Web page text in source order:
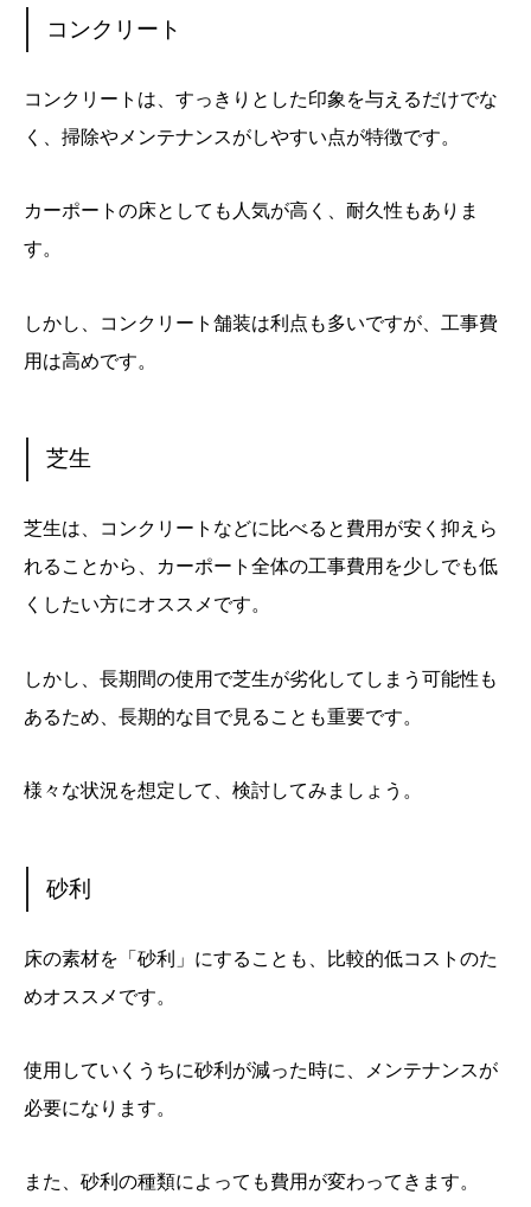
コンクリート
コンクリートは、すっきりとした印象を与えるだけでな
く、掃除やメンテナンスがしやすい点が特徴です。
カーポートの床としても人気が高く、耐久性もありま
す。
しかし、コンクリート舗装は利点も多いですが、工事費
用は高めです。
芝生
芝生は、コンクリートなどに比べると費用が安く抑えら
れることから、カーポート全体の工事費用を少しでも低
くしたい方にオススメです。
しかし、長期間の使用で芝生が劣化してしまう可能性も
あるため、長期的な目で見ることも重要です。
様々な状況を想定して、検討してみましょう。
砂利
床の素材を「砂利」にすることも、比較的低コストのた
めオススメです。
使用していくうちに砂利が減った時に、メンテナンスが
必要になります。
また、砂利の種類によっても費用が変わってきます。